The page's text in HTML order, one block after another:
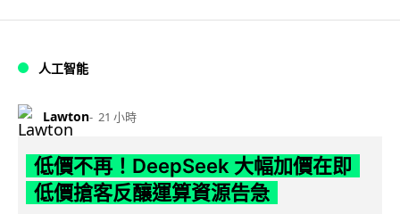
人工智能
Lawton 21 小時
低價不再！DeepSeek 大幅加價在即
低價搶客反釀運算資源告急